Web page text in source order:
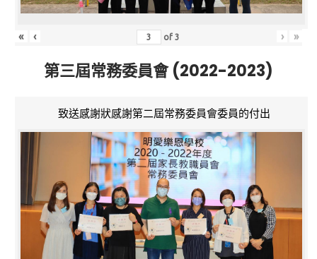
« ‹ of3 › »
第三屆常務委員會 (2022-2023)
致送感謝狀感謝第二屆常務委員會委員的付出